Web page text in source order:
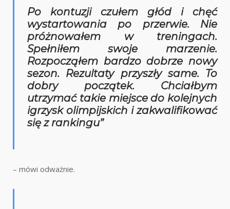
Po kontuzji czułem głód i chęć
wystartowania po przerwie. Nie
próżnowałem w treningach.
Spełniłem swoje marzenie.
Rozpocząłem bardzo dobrze nowy
sezon. Rezultaty przyszły same. To
dobry początek. Chciałbym
utrzymać takie miejsce do kolejnych
igrzysk olimpijskich i zakwalifikować
się z rankingu”
– mówi odważnie.